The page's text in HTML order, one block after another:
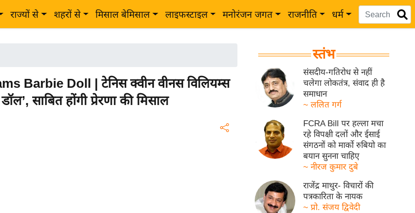
राज्यों से शहरों से मिसाल बेमिसाल लाइफस्टाइल मनोरंजन जगत राजनीति धर्म
Barbie Doll | टेनिस क्वीन वीनस विलियम्स
डॉल’, साबित होंगी प्रेरणा की मिसाल
स्तंभ
संसदीय-गतिरोध से नहीं
चलेगा लोकतंत्र, संवाद ही है
समाधान
~ ललित गर्ग
FCRA Bill पर हल्ला मचा
रहे विपक्षी दलों और ईसाई
संगठनों को मार्को रुबियो का
बयान सुनना चाहिए
~ नीरज कुमार दुबे
राजेंद्र माथुर- विचारों की
पत्रकारिता के नायक
~ प्रो. संजय द्विवेदी